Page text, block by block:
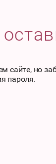
сайте, но
пароля.